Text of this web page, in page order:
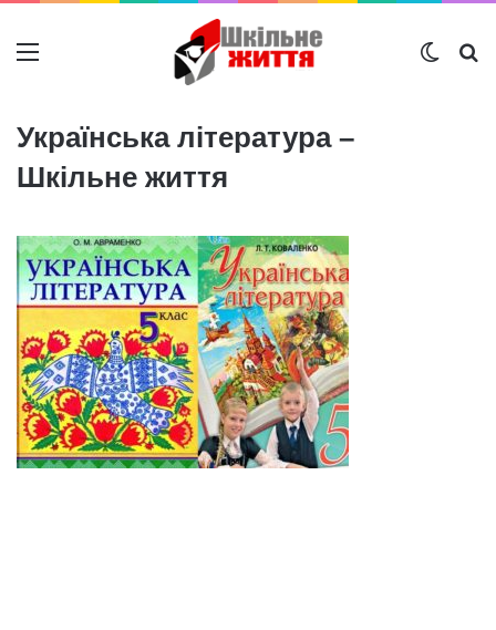
Меню
Українська література –
Шкільне життя